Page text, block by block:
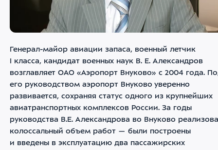
Генерал-майор авиации запаса, военный летчик
I класса, кандидат военных наук В. Е. Александров
возглавляет ОАО «Аэропорт Внуково» с 2004 года.
его руководством аэропорт Внуково уверенно
развивается, сохраняя статус одного из крупнейших
авиатранспортных комплексов России. За годы
руководства В.Е. Александрова во Внуково
колоссальный объем работ — были построены
и введены в эксплуатацию два пассажирских